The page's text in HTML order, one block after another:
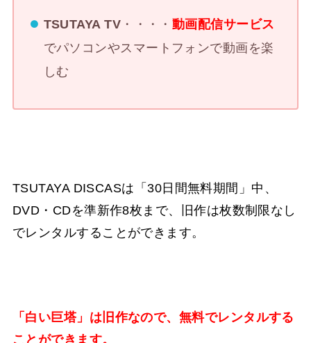
TSUTAYA TV ・・・・ 動画配信サービス
でパソコンやスマートフォンで動画を楽
しむ
TSUTAYA DISCASは「30日間無料期間」中、
DVD・CDを準新作8枚まで、旧作は枚数制限なし
でレンタルすることができます。
「白い巨塔」は旧作なので、無料でレンタルする
ことができます。